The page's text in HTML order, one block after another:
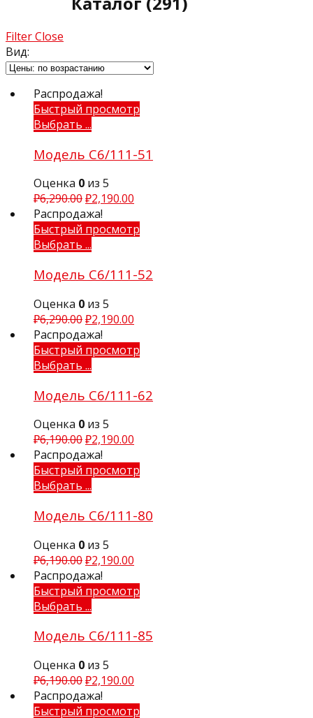
FilterClose
Вид:
Распродажа!
Быстрый просмотр
Выбрать ...
Модель С6/111-51
Оценка 0 из 5
₽6,290.00₽2,190.00
Распродажа!
Быстрый просмотр
Выбрать ...
Модель С6/111-52
Оценка 0 из 5
₽6,290.00₽2,190.00
Распродажа!
Быстрый просмотр
Выбрать ...
Модель С6/111-62
Оценка 0 из 5
₽6,190.00₽2,190.00
Распродажа!
Быстрый просмотр
Выбрать ...
Модель С6/111-80
Оценка 0 из 5
₽6,190.00₽2,190.00
Распродажа!
Быстрый просмотр
Выбрать ...
Модель С6/111-85
Оценка 0 из 5
₽6,190.00₽2,190.00
Распродажа!
Быстрый просмотр